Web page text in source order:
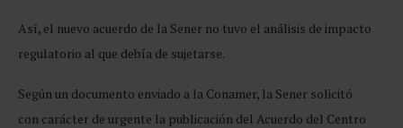
Así, el nuevo acuerdo de la Sener no tuvo el análisis de impacto
regulatorio al que debía de sujetarse.
Según un documento enviado a la Conamer, la Sener solicitó
con carácter de urgente la publicación del Acuerdo del Centro